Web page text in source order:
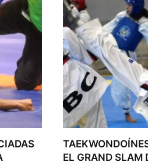
EL GRAND SLAM